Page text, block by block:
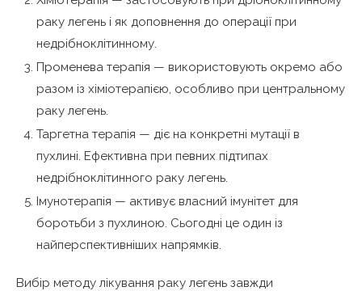
раку легень і як доповнення до операції при
недрібноклітинному.
Променева терапія — використовують окремо або
разом із хіміотерапією, особливо при центральному
раку легень.
Таргетна терапія — діє на конкретні мутації в
пухлині. Ефективна при певних підтипах
недрібноклітинного раку легень.
Імунотерапія — активує власний імунітет для
боротьби з пухлиною. Сьогодні це один із
найперспективніших напрямків.
Вибір методу лікування раку легень завжди